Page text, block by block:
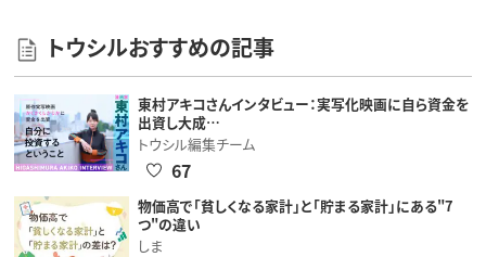
トウシルおすすめの記事
東村アキコさんインタビュー：実写化映画に自ら資金を
出資し大成…
トウシル編集チーム
67
物価高で「貧しくなる家計」と「貯まる家計」にある"7
つ"の違い
しま